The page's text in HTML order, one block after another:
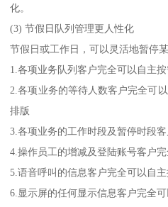
化。
(3) 节假日队列管理更人性化
节假日或工作日，可以灵活地暂停某
1.各项业务队列客户完全可以自主
2.各项业务的等待人数客户完全可
排版
3.各项业务的工作时段及暂停时段
4.操作员工的增减及登陆账号客户
5.语音呼叫的信息客户完全可以自
6.显示屏的任何显示信息客户完全